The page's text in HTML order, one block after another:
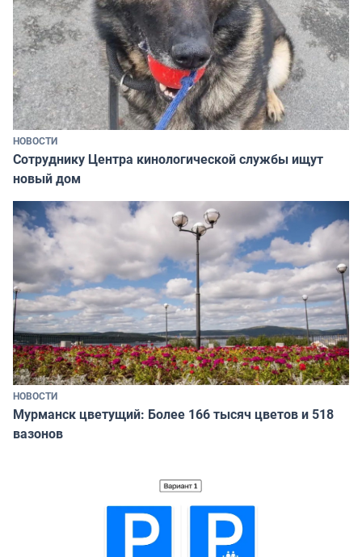
НОВОСТИ
Сотруднику Центра кинологической службы ищут
новый дом
НОВОСТИ
Мурманск цветущий: Более 166 тысяч цветов и 518
вазонов